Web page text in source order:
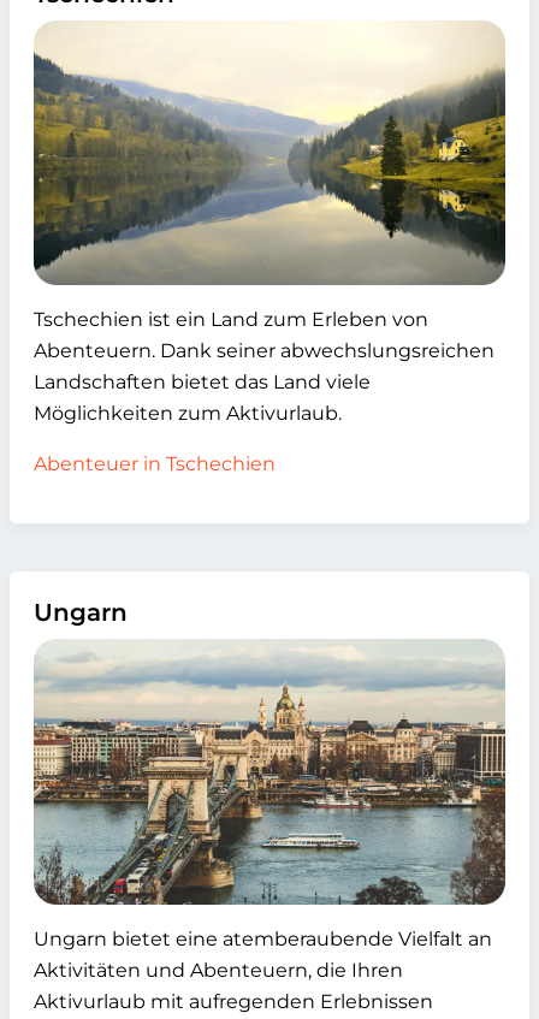
Tschechien ist ein Land zum Erleben von
Abenteuern. Dank seiner abwechslungsreichen
Landschaften bietet das Land viele
Möglichkeiten zum Aktivurlaub.
Abenteuer in Tschechien
Ungarn
Ungarn bietet eine atemberaubende Vielfalt an
Aktivitäten und Abenteuern, die Ihren
Aktivurlaub mit aufregenden Erlebnissen